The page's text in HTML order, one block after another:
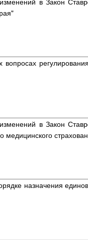
в Закон
медицинского
назначения